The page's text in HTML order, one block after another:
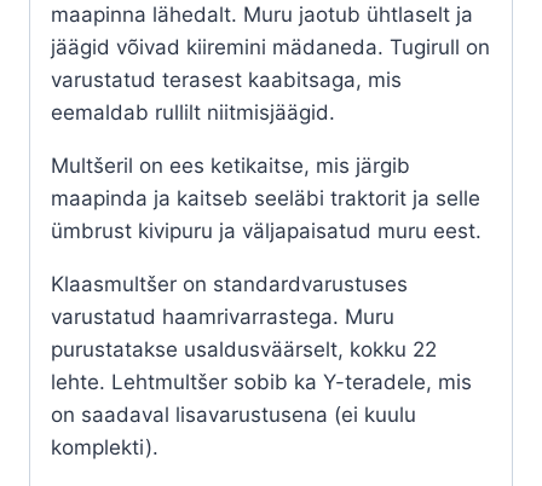
maapinna lähedalt. Muru jaotub ühtlaselt ja
jäägid võivad kiiremini mädaneda. Tugirull on
varustatud terasest kaabitsaga, mis
eemaldab rullilt niitmisjäägid.
Multšeril on ees ketikaitse, mis järgib
maapinda ja kaitseb seeläbi traktorit ja selle
ümbrust kivipuru ja väljapaisatud muru eest.
Klaasmultšer on standardvarustuses
varustatud haamrivarrastega. Muru
purustatakse usaldusväärselt, kokku 22
lehte. Lehtmultšer sobib ka Y-teradele, mis
on saadaval lisavarustusena (ei kuulu
komplekti).